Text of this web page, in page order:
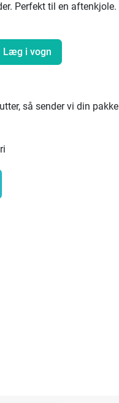
Perfekt til en aftenkjole.
Læg i vogn
så sender vi din pakke